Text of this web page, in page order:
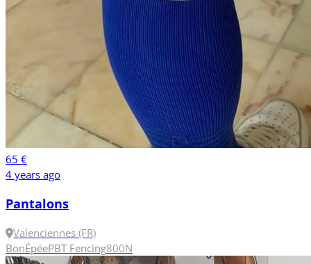
65 €
4 years ago
Pantalons
Valenciennes (FR)
BonÉpéePBT Fencing800N